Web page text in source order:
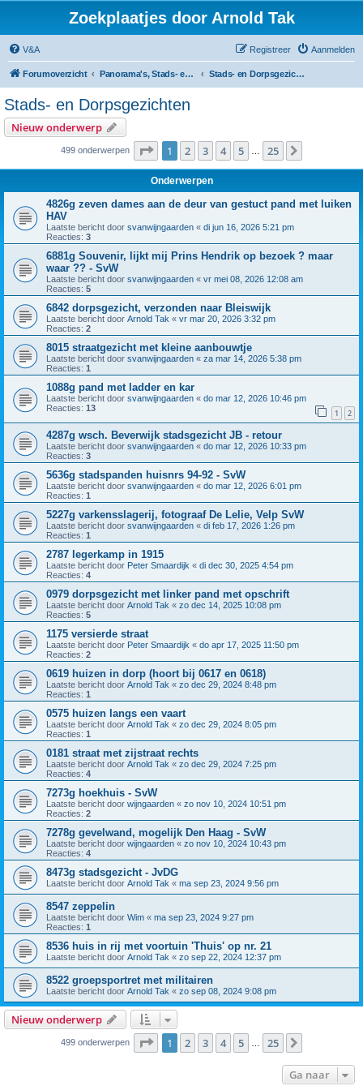
Zoekplaatjes door Arnold Tak
V&A Aanmelden
Registreer
Forumoverzicht Panorama's, Stads- en Dorpsgezichten Stads- en Dorpsgezichten
Stads- en Dorpsgezichten
Nieuw onderwerp
499 onderwerpen Pagina van 25
1 2 3 4 5 25
Onderwerpen
4826g zeven dames aan de deur van gestuct pand met luiken
HAV
Laatste bericht door svanwijngaarden « di jun 16, 2026 5:21 pm
Reacties: 3
6881g Souvenir, lijkt mij Prins Hendrik op bezoek ? maar
waar ?? - SvW
Laatste bericht door svanwijngaarden « vr mei 08, 2026 12:08 am
Reacties: 5
6842 dorpsgezicht, verzonden naar Bleiswijk
Laatste bericht door Arnold Tak « vr mar 20, 2026 3:32 pm
Reacties: 2
8015 straatgezicht met kleine aanbouwtje
Laatste bericht door svanwijngaarden « za mar 14, 2026 5:38 pm
Reacties: 1
1088g pand met ladder en kar
Laatste bericht door svanwijngaarden « do mar 12, 2026 10:46 pm
Reacties: 13 1 2
4287g wsch. Beverwijk stadsgezicht JB - retour
Laatste bericht door svanwijngaarden « do mar 12, 2026 10:33 pm
Reacties: 3
5636g stadspanden huisnrs 94-92 - SvW
Laatste bericht door svanwijngaarden « do mar 12, 2026 6:01 pm
Reacties: 1
5227g varkensslagerij, fotograaf De Lelie, Velp SvW
Laatste bericht door svanwijngaarden « di feb 17, 2026 1:26 pm
Reacties: 1
2787 legerkamp in 1915
Laatste bericht door Peter Smaardijk « di dec 30, 2025 4:54 pm
Reacties: 4
0979 dorpsgezicht met linker pand met opschrift
Laatste bericht door Arnold Tak « zo dec 14, 2025 10:08 pm
Reacties: 5
1175 versierde straat
Laatste bericht door Peter Smaardijk « do apr 17, 2025 11:50 pm
Reacties: 2
0619 huizen in dorp (hoort bij 0617 en 0618)
Laatste bericht door Arnold Tak « zo dec 29, 2024 8:48 pm
Reacties: 1
0575 huizen langs een vaart
Laatste bericht door Arnold Tak « zo dec 29, 2024 8:05 pm
Reacties: 1
0181 straat met zijstraat rechts
Laatste bericht door Arnold Tak « zo dec 29, 2024 7:25 pm
Reacties: 4
7273g hoekhuis - SvW
Laatste bericht door wijngaarden « zo nov 10, 2024 10:51 pm
Reacties: 2
7278g gevelwand, mogelijk Den Haag - SvW
Laatste bericht door wijngaarden « zo nov 10, 2024 10:43 pm
Reacties: 4
8473g stadsgezicht - JvDG
Laatste bericht door Arnold Tak « ma sep 23, 2024 9:56 pm
8547 zeppelin
Laatste bericht door Wim « ma sep 23, 2024 9:27 pm
Reacties: 1
8536 huis in rij met voortuin 'Thuis' op nr. 21
Laatste bericht door Arnold Tak « zo sep 22, 2024 12:37 pm
8522 groepsportret met militairen
Laatste bericht door Arnold Tak « zo sep 08, 2024 9:08 pm
Nieuw onderwerp
499 onderwerpen Pagina van 25
1 2 3 4 5 25
Ga naar